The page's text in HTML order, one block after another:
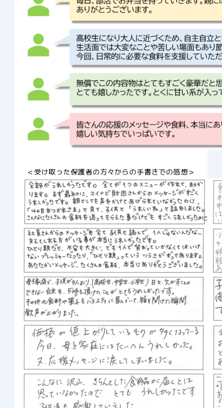
＜受け取った保護者の方々からの手書きでの感想＞